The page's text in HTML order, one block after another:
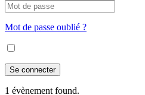
Mot de passe oublié ?
1 évènement found.